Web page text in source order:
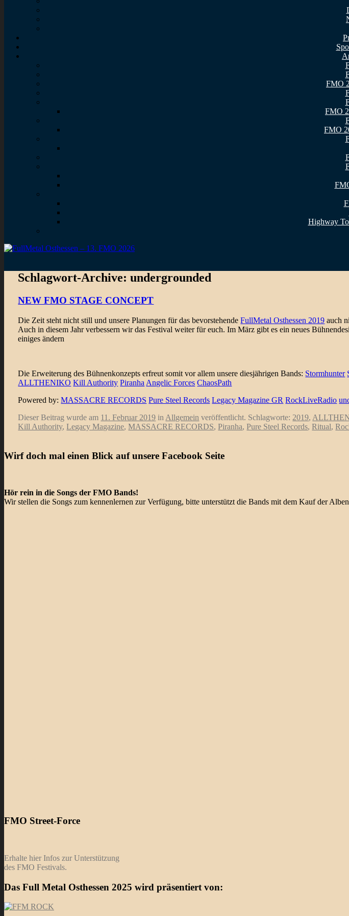
FMO
FMO
FMO
Highway
Schlagwort-Archive:undergrounded
NEW FMO STAGE CONCEPT
Die Zeit steht nicht still und unsere Planungen für das bevorstehendeFullMetal Osthessen 2019 auch
Auch in diesem Jahr verbessern wir das Festival weiter für euch. Im März gibt es ein neues
einiges ändern
Die Erweiterung des Bühnenkonzepts erfreut somit vor allem unsere diesjährigen Bands: Stormhunter
ALLTHENIKO Kill Authority Piranha Angelic Forces ChaosPath
Powered by:MASSACRE RECORDS Pure Steel Records Legacy Magazine GR RockLiveRadio
Dieser Beitrag wurde am 11. Februar 2019 in Allgemein veröffentlicht. Schlagworte: 2019,
Kill Authority,Legacy Magazine,MASSACRE RECORDS,Piranha,Pure Steel Records,Ritual,
Wirf doch mal einen Blick auf unsere Facebook Seite
Hör rein in die Songs der FMO Bands!
Wir stellen die Songs zum kennenlernen zur Verfügung, bitte unterstützt die Bands mit dem Kauf der
FMO Street-Force
Erhalte hier Infos zur Unterstützung
des FMO Festivals.
Das Full Metal Osthessen 2025 wird präsentiert von: